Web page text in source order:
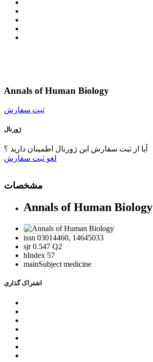
Annals of Human Biology
ثبت سفارش
ژورنال
آیا از ثبت سفارش این ژورنال اطمینان دارید ؟
لغو ثبت سفارش
مشخصات
Annals of Human Biology
issn 03014460, 14645033
sjr0.547 Q2
hIndex 57
mainSubject medicine
اشتراک گذاری